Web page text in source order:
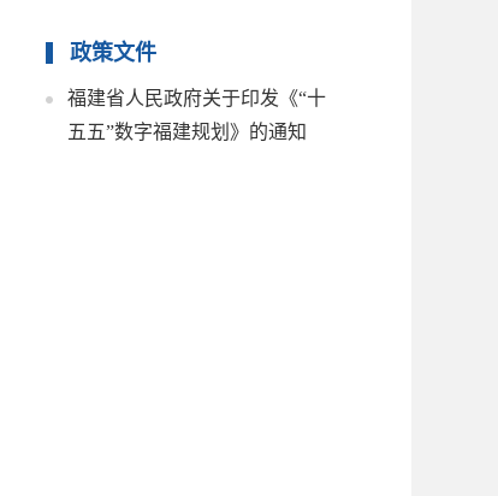
政策文件
福建省人民政府关于印发《“十
五五”数字福建规划》的通知